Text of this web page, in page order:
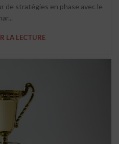
de stratégies en phase avec le
LA LECTURE